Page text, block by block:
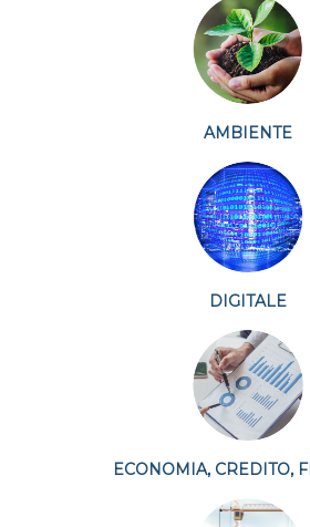
AMBIENTE
DIGITALE
ECONOMIA, CREDITO,